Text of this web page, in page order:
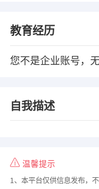
教育经历
您不是企业账号，
自我描述
温馨提示
1、本平台仅供信息发布，